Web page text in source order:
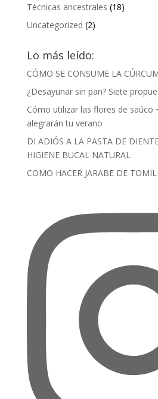
Técnicas ancestrales (18)
Uncategorized (2)
Lo más leído:
CÓMO SE CONSUME LA
¿Desayunar sin pan? Siete
Cómo utilizar las flores de saúco
alegrarán tu verano
DI ADIÓS A LA PASTA DE
HIGIENE BUCAL NATURAL
COMO HACER JARABE DE